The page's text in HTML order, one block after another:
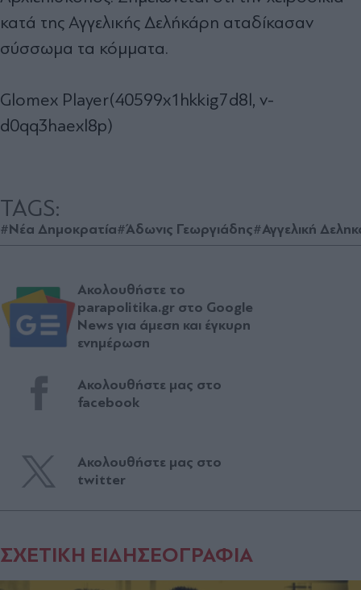
κατά της Αγγελικής Δελήκάρη αταδίκασαν
σύσσωμα τα κόμματα.
Glomex Player(40599x1hkkig7d8l, v-
d0qq3haexl8p)
TAGS:
#Νέα Δημοκρατία#Άδωνις Γεωργιάδης#Αγγελική
Ακολουθήστε το
parapolitika.gr στο Google
News για άμεση και έγκυρη
ενημέρωση
Ακολουθήστε μας στο
facebook
Ακολουθήστε μας στο
twitter
ΣΧΕΤΙΚΗ ΕΙΔΗΣΕΟΓΡΑΦΙΑ